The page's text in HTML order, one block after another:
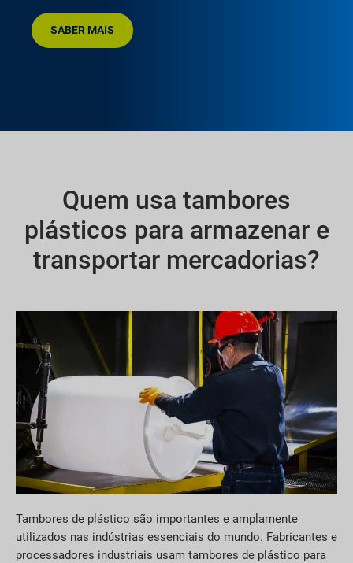
SABER MAIS
Quem usa tambores
plásticos para armazenar e
transportar mercadorias?
Tambores de plástico são importantes e amplamente
utilizados nas indústrias essenciais do mundo. Fabricantes e
processadores industriais usam tambores de plástico para